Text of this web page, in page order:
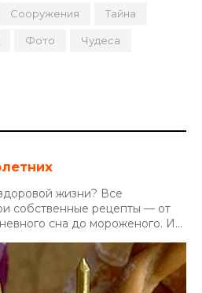
Сооружения Тайна
Фото Чудеса
жизни? Все
собственные рецепты — от
сна до мороженого. И...